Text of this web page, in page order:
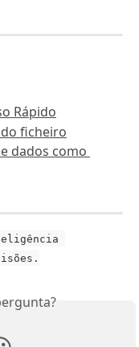
Rápido
ficheiro
dados como